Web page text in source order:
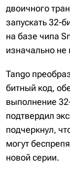
двоичного
запускать 32-
на базе чипа
изначально не
Tango
битный код,
выполнение
подтвердил
подчеркнул,
могут
новой серии.